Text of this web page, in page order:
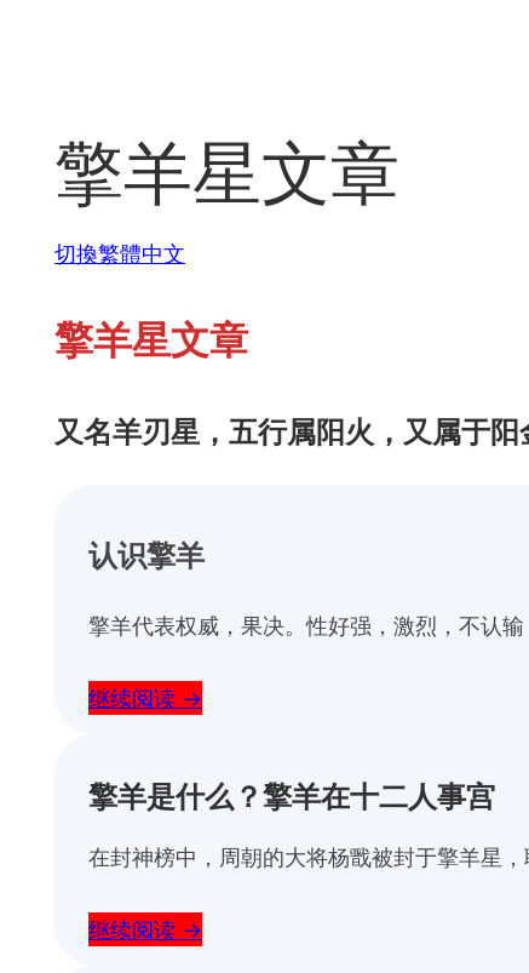
擎羊星文章
切換繁體中文
擎羊星文章
又名羊刃星，五行属阳火，又属于
认识擎羊
擎羊代表权威，果决。性好强，激烈，不认
继续阅读 →
擎羊是什么？擎羊在十二人事宫
在封神榜中，周朝的大将杨戬被封于擎羊星
继续阅读 →